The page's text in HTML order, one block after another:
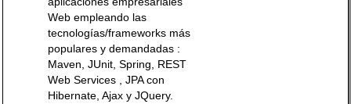
Web empleando las
tecnologías/frameworks más
populares y demandadas :
Maven, JUnit, Spring, REST
Web Services , JPA con
Hibernate, Ajax y JQuery.